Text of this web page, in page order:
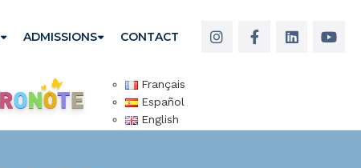
ADMISSIONS CONTACT
Français
Español
English